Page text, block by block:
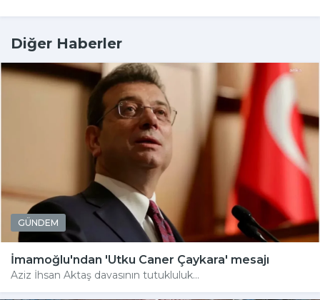
Diğer Haberler
GÜNDEM
İmamoğlu'ndan 'Utku Caner Çaykara' mesajı
Aziz İhsan Aktaş davasının tutukluluk...